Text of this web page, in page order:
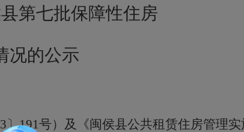
第七批保障性住房
况的公示
〕191号）及《闽侯县公共租赁住房管理